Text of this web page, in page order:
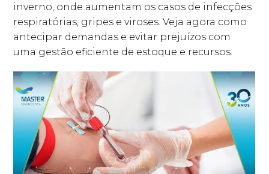
inverno, onde aumentam os casos de infecções
respiratórias, gripes e viroses. Veja agora como
antecipar demandas e evitar prejuízos com
uma gestão eficiente de estoque e recursos.